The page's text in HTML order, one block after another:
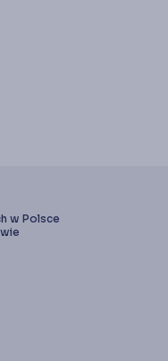
w Polsce